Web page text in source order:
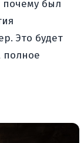
почему был
Это будет
полное